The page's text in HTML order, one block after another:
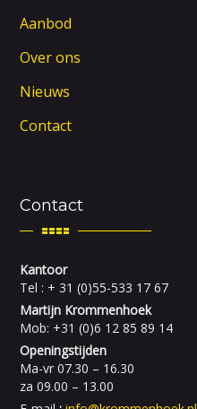
Aanbod
Over ons
Nieuws
Contact
Contact
Kantoor
Tel : + 31 (0)55-533 17 67
Martijn Krommenhoek
Mob: +31 (0)6 12 85 89 14
Openingstijden
Ma-vr 07.30 – 16.30
za 09.00 – 13.00